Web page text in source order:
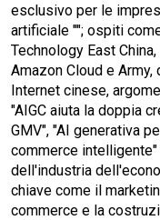
esclusivo per le
artificiale ""; ospiti
Technology East
Amazon Cloud e
Internet cinese,
"AIGC aiuta la doppia
GMV", "AI generativa
commerce
dell'industria
chiave come il
commerce e la